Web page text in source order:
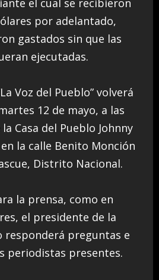
el cual se recibieron
por adelantado,
gastados sin que las
ejecutadas.
Voz del Pueblo” volverá
12 de mayo, a las
Casa del Pueblo Johnny
la calle Benito Monción
Distrito Nacional.
la prensa, como en
el presidente de la
responderá preguntas e
periodistas presentes.